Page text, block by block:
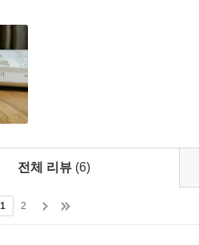
전체 리뷰 (6)
1 2